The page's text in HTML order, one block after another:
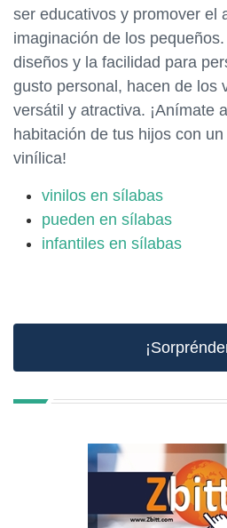
ser educativos y promover el
imaginación de los
diseños y la facilidad para
gusto personal, hacen de los
versátil y atractiva. ¡Anímate
habitación de tus hijos con
vinílica!
vinilos en sílabas
pueden en sílabas
infantiles en sílabas